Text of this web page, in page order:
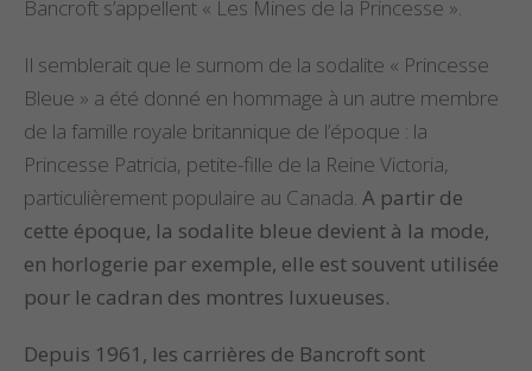
Bancroft s’appellent « Les Mines de la Princesse ».
Il semblerait que le surnom de la sodalite « Princesse
Bleue » a été donné en hommage à un autre membre
de la famille royale britannique de l’époque : la
Princesse Patricia, petite-fille de la Reine Victoria,
particulièrement populaire au Canada. A partir de
cette époque, la sodalite bleue devient à la mode,
en horlogerie par exemple, elle est souvent utilisée
pour le cadran des montres luxueuses.
Depuis 1961, les carrières de Bancroft sont